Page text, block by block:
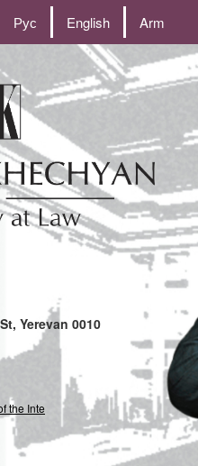
Рус English Arm
Yerevan 0010
Interna